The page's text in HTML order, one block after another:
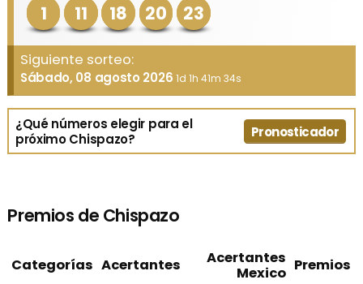
1 11 18 20 23
Siguiente sorteo:
Sábado, 08 agosto 2026 1d 1h 41m 34s
¿Qué números elegir para el
próximo Chispazo?
Pronosticador
Premios de Chispazo
Categorías Acertantes
Acertantes
Mexico Premios